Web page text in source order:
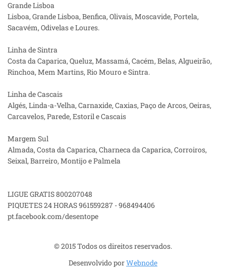
Grande Lisboa
Lisboa, Grande Lisboa, Benfica, Olivais, Moscavide, Portela,
Sacavém, Odivelas e Loures.
Linha de Sintra
Costa da Caparica, Queluz, Massamá, Cacém, Belas, Algueirão,
Rinchoa, Mem Martins, Rio Mouro e Sintra.
Linha de Cascais
Algés, Linda-a-Velha, Carnaxide, Caxias, Paço de Arcos, Oeiras,
Carcavelos, Parede, Estoril e Cascais
Margem Sul
Almada, Costa da Caparica, Charneca da Caparica, Corroiros,
Seixal, Barreiro, Montijo e Palmela
LIGUE GRATIS 800207048
PIQUETES 24 HORAS 961559287 - 968494406
pt.facebook.com/desentope
© 2015 Todos os direitos reservados.
Desenvolvido porWebnode